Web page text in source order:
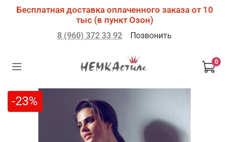
Бесплатная доставка оплаченного заказа от 10
тыс (в пункт Озон)
8 (960) 372 33 92 Позвонить
0
-23%